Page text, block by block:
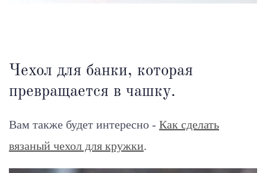
Чехол для банки, которая
превращается в чашку.
Вам также будет интересно - Как сделать
вязаный чехол для кружки.